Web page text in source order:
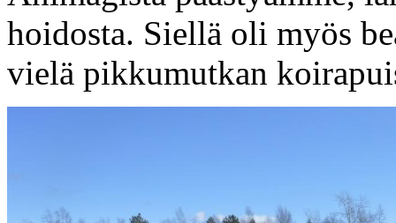
hoidosta. Siellä oli myös
vielä pikkumutkan